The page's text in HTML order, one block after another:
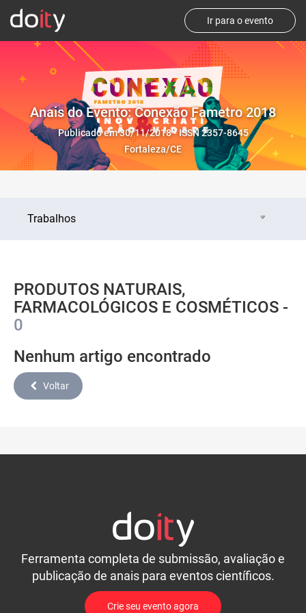
Ir para o evento
Anais do Evento: Conexão Fametro 2018
Publicado em 30/11/2018 - ISSN 2357-8645
Fortaleza/CE
Trabalhos
PRODUTOS NATURAIS,
FARMACOLÓGICOS E COSMÉTICOS -
0
Nenhum artigo encontrado
Voltar
Ferramenta completa de submissão, avaliação e
publicação de anais para eventos científicos.
Crie seu evento agora